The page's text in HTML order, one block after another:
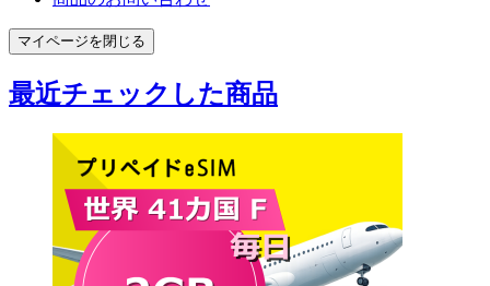
マイページを閉じる
最近チェックした商品